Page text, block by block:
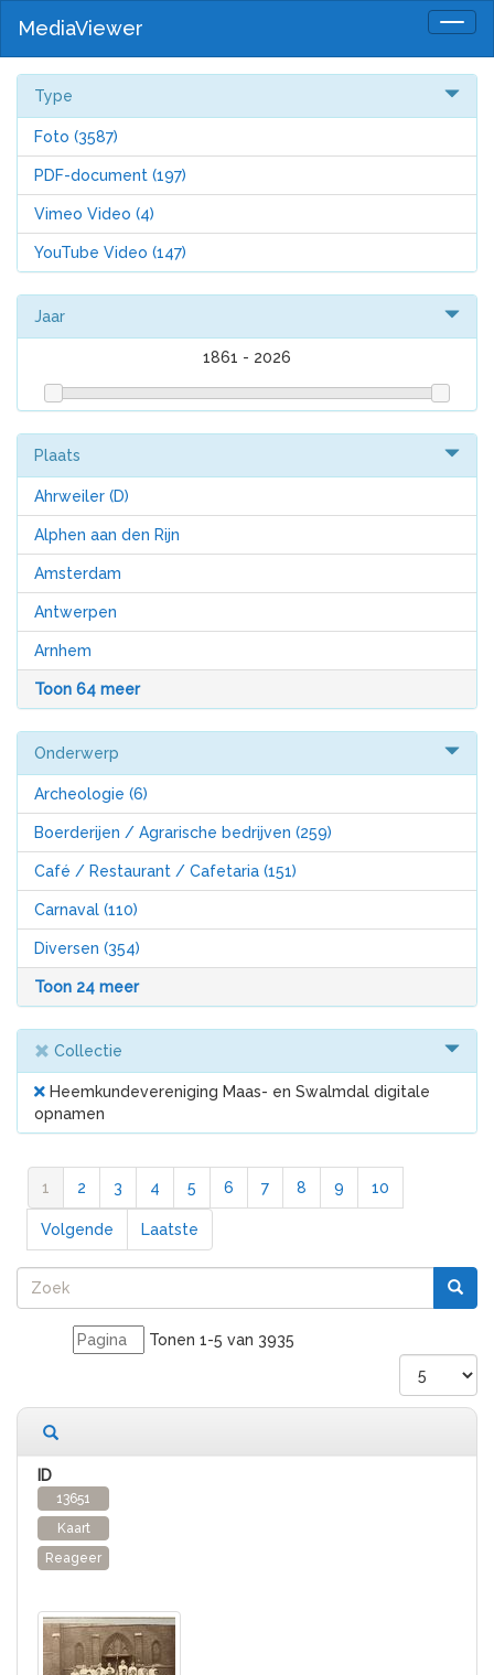
MediaViewer
Type
Foto (3587)
PDF-document (197)
Vimeo Video (4)
YouTube Video (147)
Jaar
1861 - 2026
Plaats
Ahrweiler (D)
Alphen aan den Rijn
Amsterdam
Antwerpen
Arnhem
Toon 64 meer
Onderwerp
Archeologie (6)
Boerderijen / Agrarische bedrijven (259)
Café / Restaurant / Cafetaria (151)
Carnaval (110)
Diversen (354)
Toon 24 meer
Collectie
Heemkundevereniging Maas- en Swalmdal digitale
opnamen
1 2 3 4 5 6 7 8 9 10
Volgende Laatste
Tonen 1-5 van 3935
13651
Kaart
Reageer